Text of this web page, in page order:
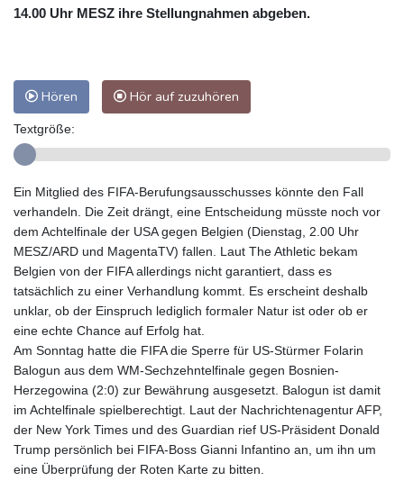
14.00 Uhr MESZ ihre Stellungnahmen abgeben.
Hören Hör auf zuzuhören
Textgröße:
Ein Mitglied des FIFA-Berufungsausschusses könnte den Fall
verhandeln. Die Zeit drängt, eine Entscheidung müsste noch vor
dem Achtelfinale der USA gegen Belgien (Dienstag, 2.00 Uhr
MESZ/ARD und MagentaTV) fallen. Laut The Athletic bekam
Belgien von der FIFA allerdings nicht garantiert, dass es
tatsächlich zu einer Verhandlung kommt. Es erscheint deshalb
unklar, ob der Einspruch lediglich formaler Natur ist oder ob er
eine echte Chance auf Erfolg hat.
Am Sonntag hatte die FIFA die Sperre für US-Stürmer Folarin
Balogun aus dem WM-Sechzehntelfinale gegen Bosnien-
Herzegowina (2:0) zur Bewährung ausgesetzt. Balogun ist damit
im Achtelfinale spielberechtigt. Laut der Nachrichtenagentur AFP,
der New York Times und des Guardian rief US-Präsident Donald
Trump persönlich bei FIFA-Boss Gianni Infantino an, um ihn um
eine Überprüfung der Roten Karte zu bitten.